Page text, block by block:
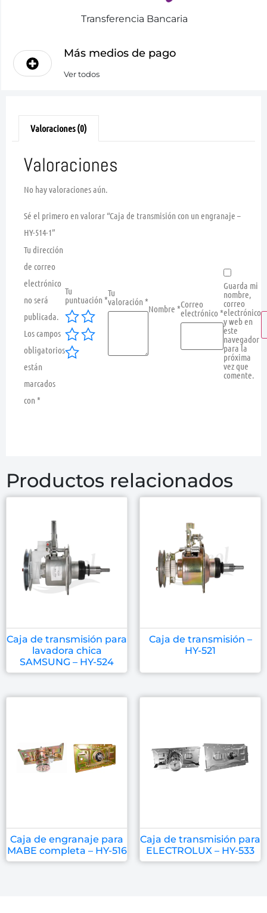
Transferencia Bancaria
Más medios de pago
Ver todos
Valoraciones (0)
Valoraciones
No hay valoraciones aún.
Sé el primero en valorar “Caja de transmisión con un engranaje –
HY-514-1”
Tu dirección
de correo
electrónico
no será
publicada.
Los campos
obligatorios
están
marcados
con *
Tu
puntuación *
Tu
valoración *
Nombre *Correo
electrónico *
Guarda mi
nombre,
correo
electrónico
y web en
este
navegador
para la
próxima
vez que
comente.
Productos relacionados
Caja de transmisión para
lavadora chica
SAMSUNG – HY-524
Caja de transmisión –
HY-521
Caja de engranaje para
MABE completa – HY-516
Caja de transmisión para
ELECTROLUX – HY-533